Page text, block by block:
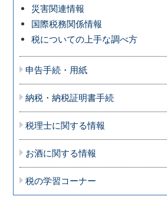
災害関連情報
国際税務関係情報
税についての上手な調べ方
申告手続・用紙
納税・納税証明書手続
税理士に関する情報
お酒に関する情報
税の学習コーナー